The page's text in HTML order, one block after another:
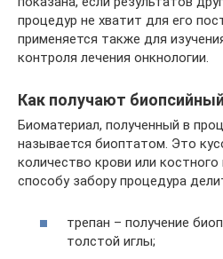
процедур не хватит для его
применяется также для
контроля лечения онкнологии.
Как получают
Биоматериал, полученный в
называется биоптатом. Это
количество крови или
способу забору процедура
трепан – получение
толстой иглы;